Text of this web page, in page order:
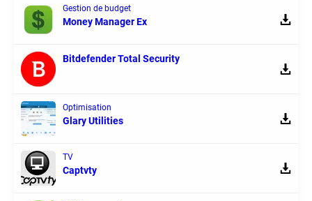
Gestion de budget
Money Manager Ex
Bitdefender Total Security
Optimisation
Glary Utilities
TV
Captvty